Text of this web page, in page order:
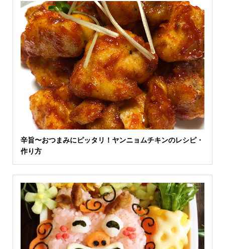
辛旨〜おつまみにピッタリ！ヤンニョムチキンのレシピ・
作り方